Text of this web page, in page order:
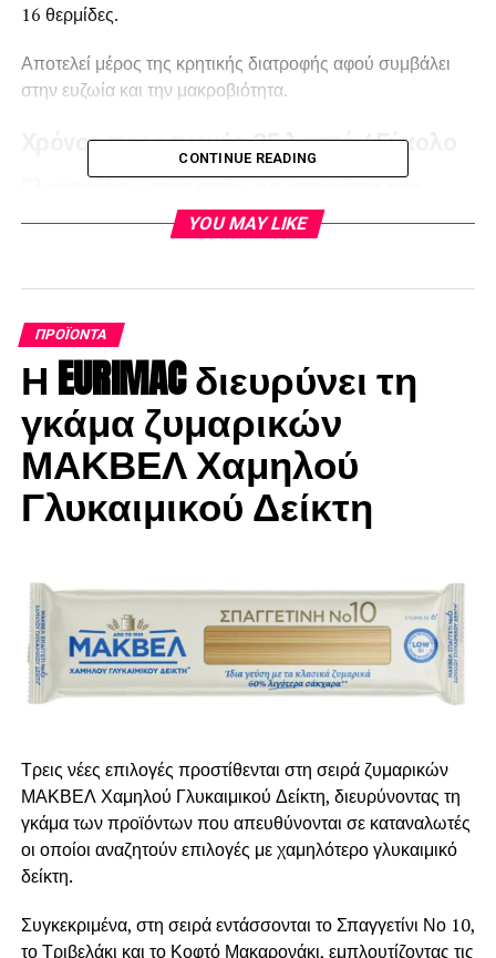
16 θερμίδες.
Αποτελεί μέρος της κρητικής διατροφής αφού συμβάλει
στην ευζωία και την μακροβιότητα.
Χρόνος παρασκευής 25 λεπτά / Εύκολο
Γλιστρίδα «αχνιστή» με ντομάτα και
κρασί
Κρήτης
Υλικά για 2 – 4 άτομα
150 γρ γλιστρίδα, κομμένη σε κομμάτια
100 γρ κρεμμύδι, ψιλοκομμένο
4 σκελίδες σκόρδο, ψιλοκομμένο
Λιαστή πιπεριά και ντομάτα
Αλάτι
1 κρασοπότηρο ελαιόλαδο
1 κρασοπότηρο λευκό κρασί
Τρόπος παρασκευής
σκόρδο και τα αφήνουμε, μέχρι να καραμελώσουν.
CONTINUE READING
YOU MAY LIKE
ΠΡΟΪΌΝΤΑ
Η EURIMAC διευρύνει τη
γκάμα ζυμαρικών
ΜΑΚΒΕΛ Χαμηλού
Γλυκαιμικού Δείκτη
Τρεις νέες επιλογές προστίθενται στη σειρά ζυμαρικών
ΜΑΚΒΕΛ Χαμηλού Γλυκαιμικού Δείκτη, διευρύνοντας τη
γκάμα των προϊόντων που απευθύνονται σε καταναλωτές
οι οποίοι αναζητούν επιλογές με χαμηλότερο γλυκαιμικό
δείκτη.
Συγκεκριμένα, στη σειρά εντάσσονται το Σπαγγετίνι Νο 10,
το Τριβελάκι και το Κοφτό Μακαρονάκι, εμπλουτίζοντας τις